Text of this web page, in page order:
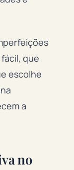
que
escolhe
a
no